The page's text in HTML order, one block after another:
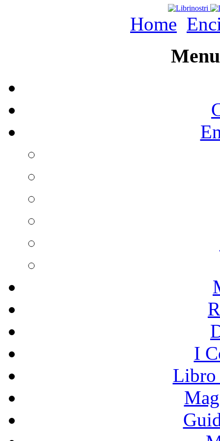
Home
I
Libro